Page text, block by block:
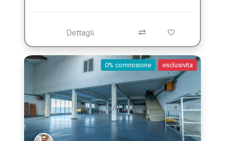
Dettagli
0% commisione esclusivita